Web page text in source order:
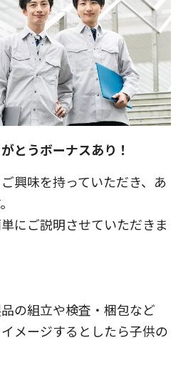
とうボーナスあり！
興味を持っていただき、あ
にご説明させていただきま
の組立や検査・梱包など
メージするとしたら子供の